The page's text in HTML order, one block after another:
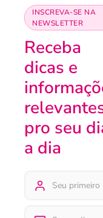
INSCREVA-SE NA
NEWSLETTER
Receba
dicas e
pro seu
a dia